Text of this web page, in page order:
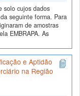
solo cujos dados
seguinte forma. Para
de amostras
EMBRAPA. As
e Aptidão
na Região